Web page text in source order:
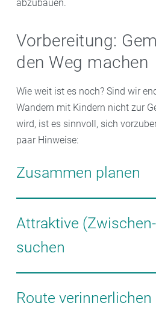
abzubauen.
Vorbereitung:
den Weg machen
Wie weit ist es noch? Sind wir
Wandern mit Kindern nicht zur
wird, ist es sinnvoll, sich
paar Hinweise:
Zusammen planen
Je nach Alter der Kinder können
überlegen, wo sie wandern
Vorfreude und zeigt: Wir
Attraktive
suchen
Ein verlockendes Ziel ist ein
alte Burg, Badesee, Eisdiele,
Route verinnerlichen